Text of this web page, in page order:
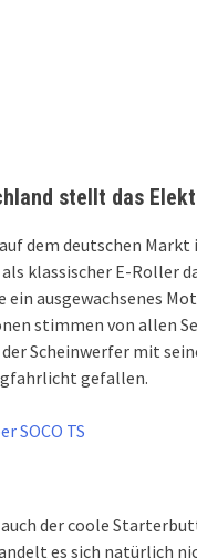
stellt das
dem deutschen Markt
klassischer E-Roller
ein ausgewachsenes
stimmen von allen
der Scheinwerfer mit
gefallen.
der coole
es sich natürlich